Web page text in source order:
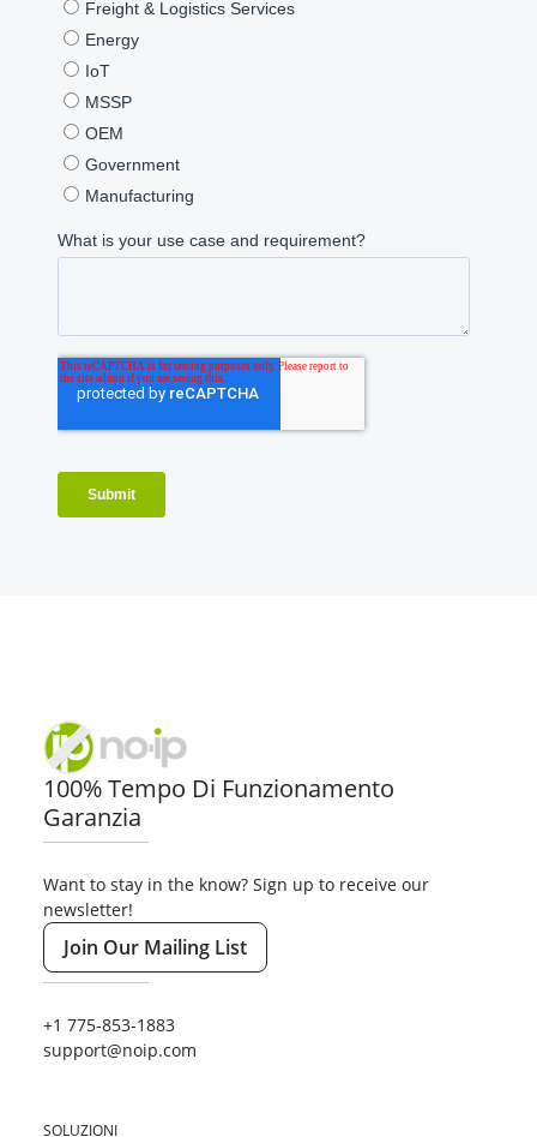
100% Tempo Di Funzionamento
Garanzia
Want to stay in the know? Sign up to receive our
newsletter!
Join Our Mailing List
+1 775-853-1883
support@noip.com
SOLUZIONI